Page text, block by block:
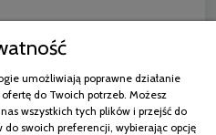
umożliwiają poprawne działanie
do Twoich potrzeb. Możesz
wszystkich tych plików i przejść do
do swoich preferencji, wybierając opcję